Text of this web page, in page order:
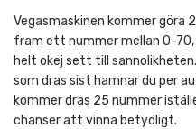
Vegasmaskinen kommer göra
fram ett nummer mellan 0-70,
helt okej sett till
som dras sist hamnar du per
kommer dras 25 nummer
chanser att vinna betydligt.